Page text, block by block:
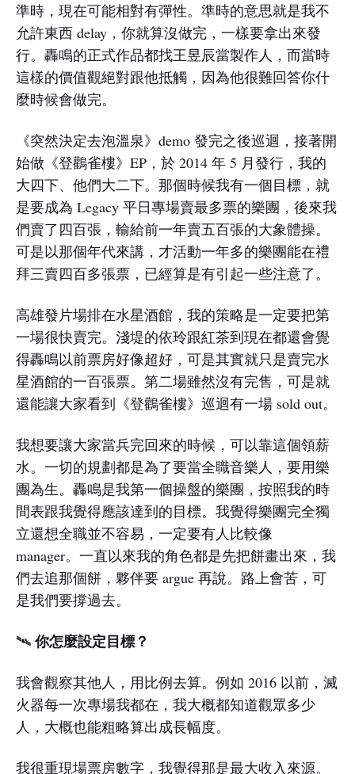
準時，現在可能相對有彈性。準時的意思就是我不
允許東西 delay，你就算沒做完，一樣要拿出來發
行。轟鳴的正式作品都找王昱辰當製作人，而當時
這樣的價值觀絕對跟他抵觸，因為他很難回答你什
麼時候會做完。
《突然決定去泡溫泉》demo 發完之後巡迴，接著開
始做《登鸛雀樓》EP，於 2014 年 5 月發行，我的
大四下、他們大二下。那個時候我有一個目標，就
是要成為 Legacy 平日專場賣最多票的樂團，後來我
們賣了四百張，輸給前一年賣五百張的大象體操。
可是以那個年代來講，才活動一年多的樂團能在禮
拜三賣四百多張票，已經算是有引起一些注意了。
高雄發片場排在水星酒館，我的策略是一定要把第
一場很快賣完。淺堤的依玲跟紅茶到現在都還會覺
得轟鳴以前票房好像超好，可是其實就只是賣完水
星酒館的一百張票。第二場雖然沒有完售，可是就
還能讓大家看到《登鸛雀樓》巡迴有一場 sold out。
我想要讓大家當兵完回來的時候，可以靠這個領薪
水。一切的規劃都是為了要當全職音樂人，要用樂
團為生。轟鳴是我第一個操盤的樂團，按照我的時
間表跟我覺得應該達到的目標。我覺得樂團完全獨
立還想全職並不容易，一定要有人比較像
manager。一直以來我的角色都是先把餅畫出來，我
們去追那個餅，夥伴要 argue 再說。路上會苦，可
是我們要撐過去。
🛰️你怎麼設定目標？
我會觀察其他人，用比例去算。例如 2016 以前，滅
火器每一次專場我都在，我大概都知道觀眾多少
人，大概也能粗略算出成長幅度。
我很重現場票房數字，我覺得那是最大收入來源。